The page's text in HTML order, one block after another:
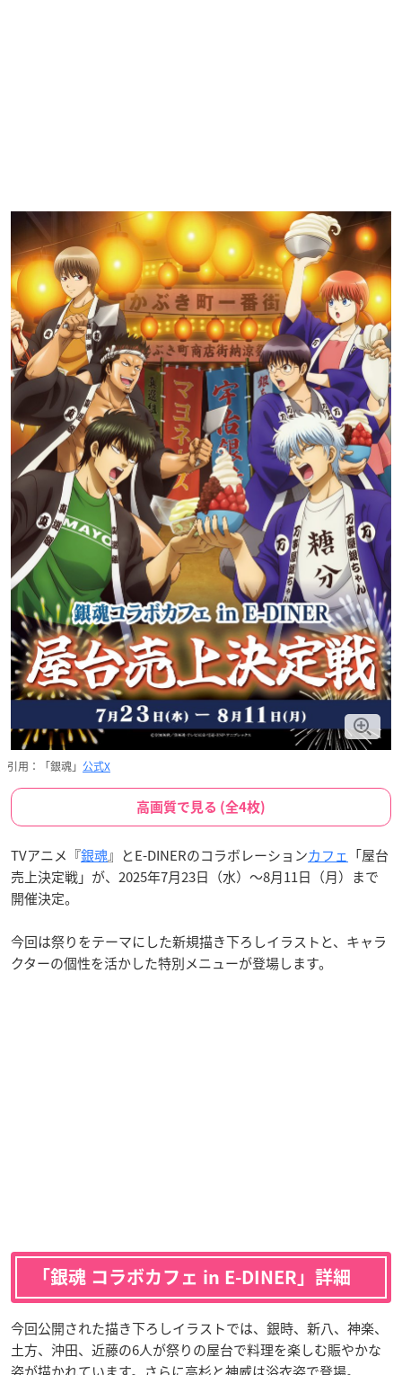
引用：「銀魂」 公式X
高画質で見る (全4枚)
TVアニメ『銀魂』とE-DINERのコラボレーションカフェ 「屋台
売上決定戦」が、2025年7月23日（水）〜8月11日（月）まで
開催決定。
今回は祭りをテーマにした新規描き下ろしイラストと、キャラ
クターの個性を活かした特別メニューが登場します。
「銀魂 コラボカフェ in E-DINER」詳細
今回公開された描き下ろしイラストでは、銀時、新八、神楽、
土方、沖田、近藤の6人が祭りの屋台で料理を楽しむ賑やかな